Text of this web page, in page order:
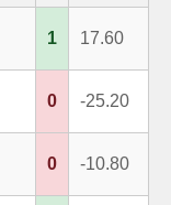
1 17.60
0 -25.20
0 -10.80